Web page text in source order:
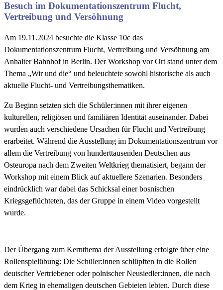
Besuch im Dokumentationszentrum Flucht,
Vertreibung und Versöhnung
Am 19.11.2024 besuchte die Klasse 10c das
Dokumentationszentrum Flucht, Vertreibung und Versöhnung am
Anhalter Bahnhof in Berlin. Der Workshop vor Ort stand unter dem
Thema „Wir und die“ und beleuchtete sowohl historische als auch
aktuelle Flucht- und Vertreibungsthematiken.
Zu Beginn setzten sich die Schüler:innen mit ihrer eigenen
kulturellen, religiösen und familiären Identität auseinander. Dabei
wurden auch verschiedene Ursachen für Flucht und Vertreibung
erarbeitet. Während die Ausstellung im Dokumentationszentrum vor
allem die Vertreibung von hunderttausenden Deutschen aus
Osteuropa nach dem Zweiten Weltkrieg thematisiert, begann der
Workshop mit einem Blick auf aktuellere Szenarien. Besonders
eindrücklich war dabei das Schicksal einer bosnischen
Kriegsgeflüchteten, das der Gruppe in einem Video vorgestellt
wurde.
Der Übergang zum Kernthema der Ausstellung erfolgte über eine
Rollenspielübung: Die Schüler:innen schlüpften in die Rollen
deutscher Vertriebener oder polnischer Neusiedler:innen, die nach
dem Krieg in ehemaligen deutschen Gebieten lebten. Durch diese